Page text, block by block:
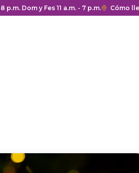
y cierre del centro
p.m. Dom y Fes 11 a.m. - 7 p.m.Enlace
Cómo